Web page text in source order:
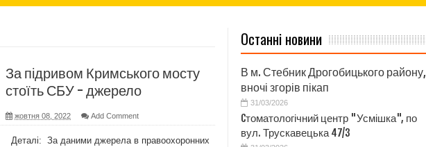
білбордах в Дрогобичі та в Інтернет. Низькі ціни.
кожного! Ворог використовує будь-які методи, щоб завдати шкоди Україні
18-24. Обери свою бригаду!
Останні новини
В м. Стебник Дрогобицького району,
вночі згорів пікап
31/03/2026
Cтоматологічний центр "Усмішка", по
вул. Трускавецька 47/3
За підривом Кримського мосту
стоїть СБУ - джерело
жовтня 08, 2022 Add Comment
Деталі: За даними джерела в правоохоронних